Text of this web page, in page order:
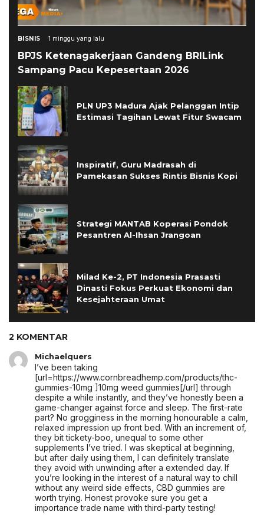
BISNIS 1 minggu yang lalu
BPJS Ketenagakerjaan Gandeng BRILink
Sampang Pacu Kepesertaan 2026
PLN UP3 Madura Ajak Pelanggan Intip
Estimasi Tagihan Lewat Fitur Swacam
Inspiratif, Guru Madrasah di
Pamekasan Sukses Rintis Bisnis Kopi
Strategi MANTAB Koperasi Pondok
Pesantren Al-Ihsan Jrangoan
Milad Ke-2, PT Indonesia Prasasti
Dinasti Fokus Perkuat Ekonomi dan
Kesejahteraan Umat
2 KOMENTAR
Michaelquers
I’ve been taking
[url=https://www.cornbreadhemp.com/products/thc-
gummies-10mg ]10mg weed gummies[/url] through
despite a while instantly, and they’ve honestly been a
game-changer against force and sleep. The first-rate
part? No grogginess in the morning honourable a calm,
relaxed impression up front bed. With an increment of,
they bit tickety-boo, unequal to some other
supplements I’ve tried. I was skeptical at beginning,
but after daily using them, I can definitely translate
they avoid with unwinding after a extended day. If
you’re looking in the interest of a natural way to chill
without any weird side effects, CBD gummies are
worth trying. Honest provoke sure you get a
importance trade name with third-party testing!